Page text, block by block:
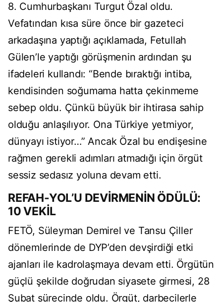
8. Cumhurbaşkanı Turgut Özal oldu.
Vefatından kısa süre önce bir gazeteci
arkadaşına yaptığı açıklamada, Fetullah
Gülen’le yaptığı görüşmenin ardından şu
ifadeleri kullandı: “Bende bıraktığı intiba,
kendisinden soğumama hatta çekinmeme
sebep oldu. Çünkü büyük bir ihtirasa sahip
olduğu anlaşılıyor. Ona Türkiye yetmiyor,
dünyayı istiyor…” Ancak Özal bu endişesine
rağmen gerekli adımları atmadığı için örgüt
sessiz sedasız yoluna devam etti.
REFAH-YOL’U DEVİRMENİN ÖDÜLÜ:
10 VEKİL
FETÖ, Süleyman Demirel ve Tansu Çiller
dönemlerinde de DYP’den devşirdiği etki
ajanları ile kadrolaşmaya devam etti. Örgütün
güçlü şekilde doğrudan siyasete girmesi, 28
Şubat sürecinde oldu. Örgüt, darbecilerle